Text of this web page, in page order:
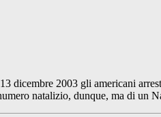
dicembre 2003 gli americani
natalizio, dunque, ma di un